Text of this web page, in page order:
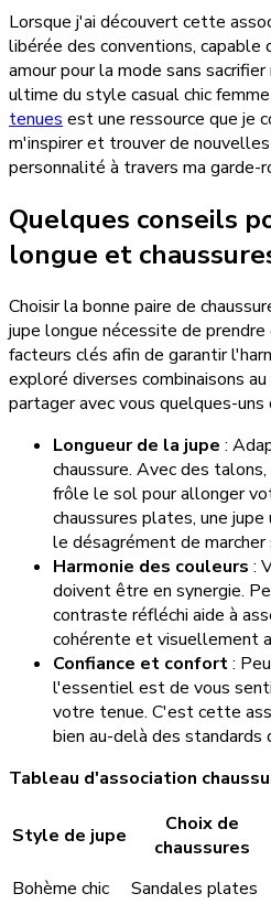
Lorsque j'ai découvert cette
libérée des conventions,
amour pour la mode sans
ultime du style casual chic femme
tenues est une ressource que je
m'inspirer et trouver de
personnalité à travers ma garde-
Quelques conseils
longue et
Choisir la bonne paire de
jupe longue nécessite de
facteurs clés afin de garantir
exploré diverses combinaisons
partager avec vous quelques-
Longueur de la jupe :
chaussure. Avec des
frôle le sol pour allonger
chaussures plates, une
le désagrément de
Harmonie des couleurs :
doivent être en synergie.
contraste réfléchi aide à
cohérente et visuellement
Confiance et confort:
l'essentiel est de vous
votre tenue. C'est cette
bien au-delà des standards
Tableau d'association
Style de jupe
Choix de
chaussures
Bohème chic Sandales plates